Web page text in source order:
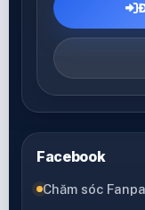
Facebook
Chăm sóc